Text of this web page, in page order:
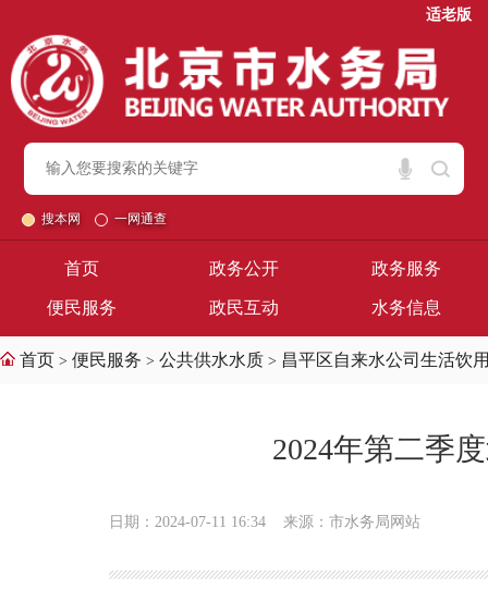
适老版
搜本网 一网通查
首页 政务公开 政务服务
便民服务 政民互动 水务信息
首页 > 便民服务 > 公共供水水质 > 昌平区自来水公司生活饮
2024年第二季
日期：2024-07-11 16:34 来源：市水务局网站